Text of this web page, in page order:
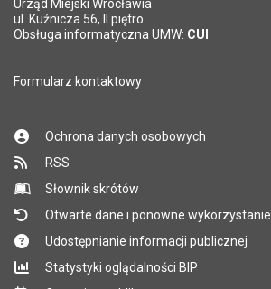
*
Pole wymagane
Urząd Miejski Wrocławia
ul. Kuźnicza 56, II piętro
Obsługa informatyczna UMW: CUI
Formularz kontaktowy
Ochrona danych osobowych
RSS
Słownik skrótów
Otwarte dane i ponowne wykorzystanie
Udostępnianie informacji publicznej
Statystyki oglądalności BIP